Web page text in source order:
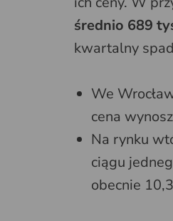
średnio 689
kwartalny
We
cena
Na rynku
ciągu
obecnie